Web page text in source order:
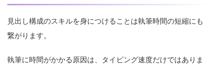
見出し構成のスキルを身につけることは執筆時間の短縮にも
繋がります。
執筆に時間がかかる原因は、タイピング速度だけではありま